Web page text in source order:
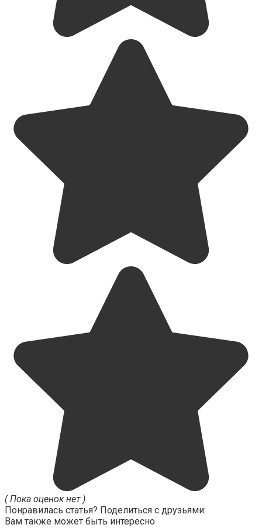
( Пока оценок нет )
Понравилась статья? Поделиться с друзьями:
Вам также может быть интересно